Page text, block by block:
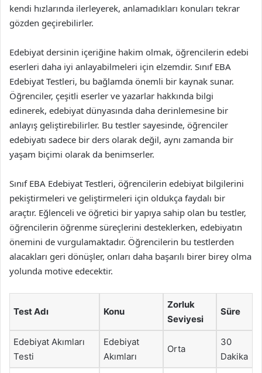
kendi hızlarında ilerleyerek, anlamadıkları konuları tekrar
gözden geçirebilirler.
Edebiyat dersinin içeriğine hakim olmak, öğrencilerin edebi
eserleri daha iyi anlayabilmeleri için elzemdir. Sınıf EBA
Edebiyat Testleri, bu bağlamda önemli bir kaynak sunar.
Öğrenciler, çeşitli eserler ve yazarlar hakkında bilgi
edinerek, edebiyat dünyasında daha derinlemesine bir
anlayış geliştirebilirler. Bu testler sayesinde, öğrenciler
edebiyatı sadece bir ders olarak değil, aynı zamanda bir
yaşam biçimi olarak da benimserler.
Sınıf EBA Edebiyat Testleri, öğrencilerin edebiyat bilgilerini
pekiştirmeleri ve geliştirmeleri için oldukça faydalı bir
araçtır. Eğlenceli ve öğretici bir yapıya sahip olan bu testler,
öğrencilerin öğrenme süreçlerini desteklerken, edebiyatın
önemini de vurgulamaktadır. Öğrencilerin bu testlerden
alacakları geri dönüşler, onları daha başarılı birer birey olma
yolunda motive edecektir.
Test Adı Konu
Zorluk
Seviyesi
Süre
Edebiyat Akımları
Testi
Edebiyat
Akımları
Orta
30
Dakika